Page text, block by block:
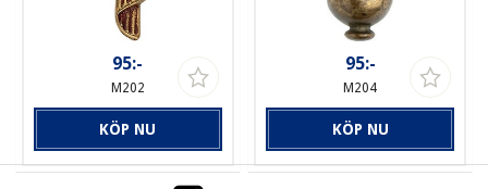
95:-
M202
KÖP NU
95:-
M204
KÖP NU